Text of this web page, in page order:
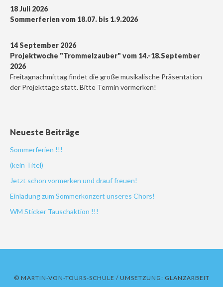
18 Juli 2026
Sommerferien vom 18.07. bis 1.9.2026
14 September 2026
Projektwoche "Trommelzauber" vom 14.-18.September
2026
Freitagnachmittag findet die große musikalische Präsentation
der Projekttage statt. Bitte Termin vormerken!
Neueste Beiträge
Sommerferien !!!
(kein Titel)
Jetzt schon vormerken und drauf freuen!
Einladung zum Sommerkonzert unseres Chors!
WM Sticker Tauschaktion !!!
© MARTIN-VON-TOURS-SCHULE / UMSETZUNG: GLANZARBEIT